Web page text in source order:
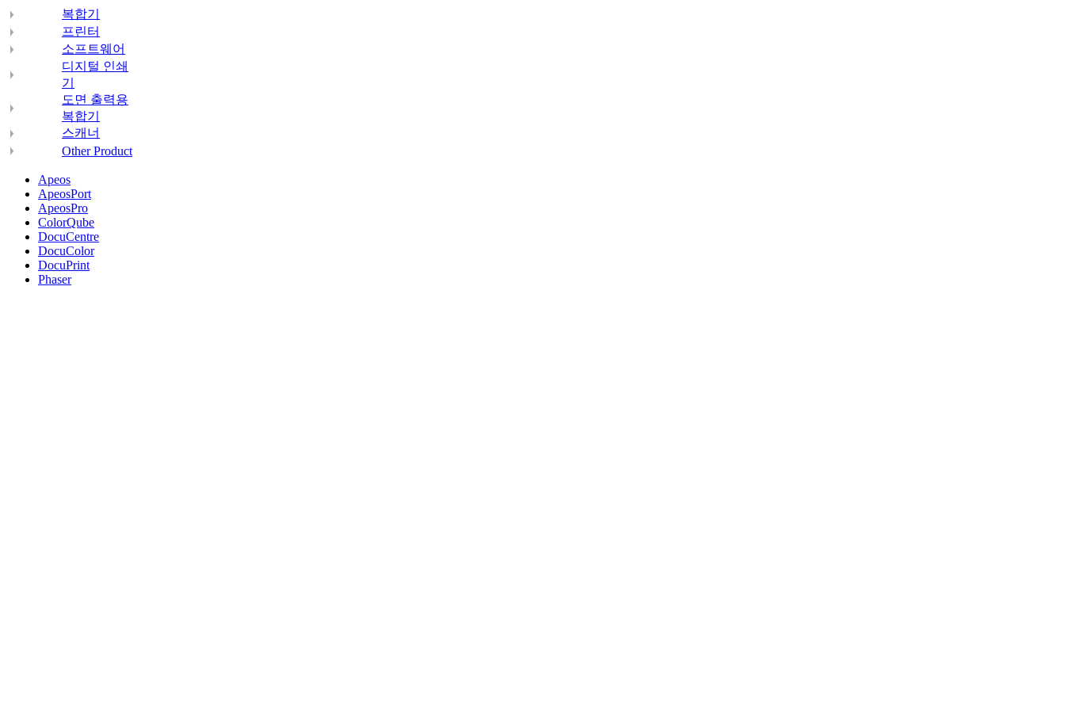
복합기
프린터
소프트웨어
디지털 인쇄
기
도면 출력용
복합기
스캐너
Other Product
Apeos
ApeosPort
ApeosPro
ColorQube
DocuCentre
DocuColor
DocuPrint
Phaser